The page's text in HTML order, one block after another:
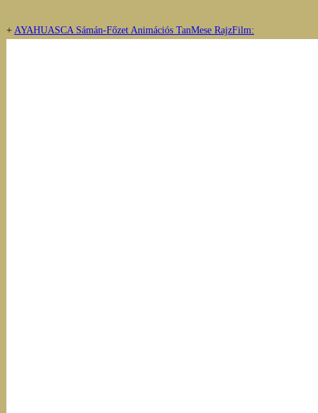
+ AYAHUASCA Sámán-Főzet Animációs TanMese RajzFilm: